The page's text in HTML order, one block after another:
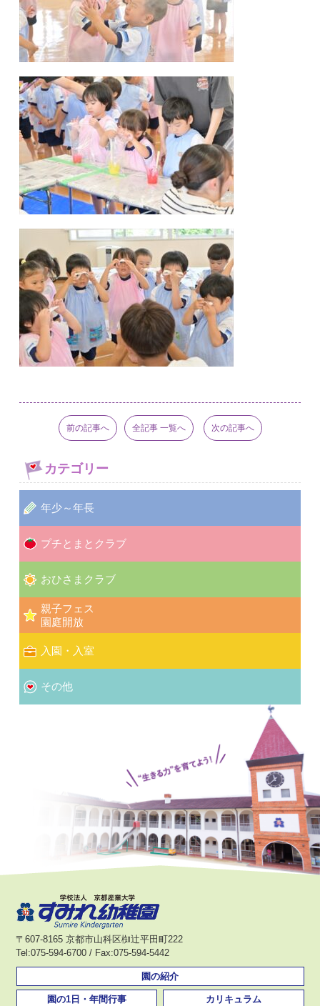
前の記事へ 全記事 一覧へ 次の記事へ
カテゴリー
年少～年長
プチとまとクラブ
おひさまクラブ
親子フェス
園庭開放
入園・入室
その他
〒607-8165 京都市山科区椥辻平田町222
Tel:075-594-6700 / Fax:075-594-5442
園の紹介
カリキュラム
園の1日・年間行事